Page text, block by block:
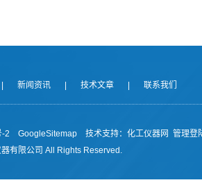
新闻资讯 技术文章 联系我们
-2 GoogleSitemap 技术支持： 化工仪器网 管理登
有限公司 All Rights Reserved.